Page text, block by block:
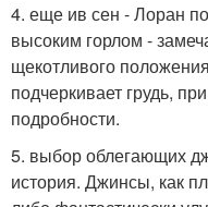
4. еще ив сен - Лоран
высоким горлом -
щекотливого
подчеркивает грудь,
подробности.
5. выбор облегающих
история. Джинсы, как